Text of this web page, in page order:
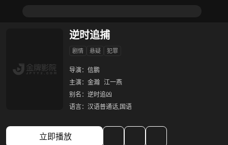
逆时追捕
剧情 悬疑 犯罪
导演： 信鹏
主演： 金瀚 江一燕
别名： 逆时追凶
语言： 汉语普通话,国语
立即播放